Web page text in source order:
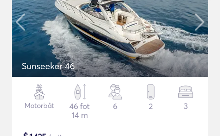
Sunseeker 46
Motorbåt
46 fot
14 m
6 2 3